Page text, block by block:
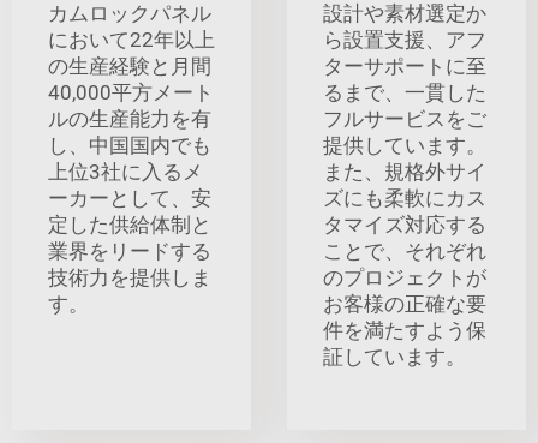
カムロックパネル
において22年以上
の生産経験と月間
40,000平方メート
ルの生産能力を有
し、中国国内でも
上位3社に入るメ
ーカーとして、安
定した供給体制と
業界をリードする
技術力を提供しま
す。
設計や素材選定か
ら設置支援、アフ
ターサポートに至
るまで、一貫した
フルサービスをご
提供しています。
また、規格外サイ
ズにも柔軟にカス
タマイズ対応する
ことで、それぞれ
のプロジェクトが
お客様の正確な要
件を満たすよう保
証しています。